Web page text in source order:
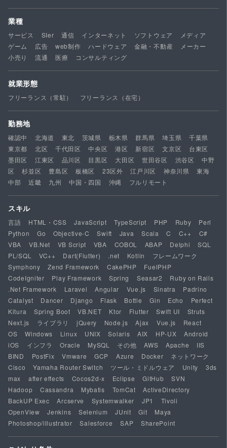
業種
サービス SIer 通信 インターネット ソフトウェア
メディア
ゲーム
広告 web制作 ハードウェア 金融・不動産
メーカー
小売り
流通 医療 コンサルティング
就業形態
フリーランス（常駐） フリーランス（在宅）
勤務地
確認中 北海道 東北 茨城県 栃木県 群馬県 埼玉県
千葉県
東京都
北区 千代田区 中央区 港区 新宿区 文京区
台東区
墨田区
江東区 品川区 目黒区 大田区 世田谷区 渋谷区
中野
区
杉並区 豊島区 板橋区 23区外 江戸川区 神奈川県
東海
中部
近畿 九州 中国・四国 沖縄 フルリモート
スキル
言語 HTML・CSS JavaScript TypeScript PHP Ruby
Perl
Python
Go Objective-C Swift Java Scala C C++
C#
VBA
VB.Net VB Script VBA COBOL ABAP Delphi
SQL
PL/SQL
VC++ Dart(Flutter) .net Kotlin
フレームワーク
Symphony
Zend Framework CakePHP
FuelPHP
CodeIgniter
Play Framework Spring Seasar2
Ruby on Rails
.Net Framework
Laravel Angular Vue.js Sinatra
Padrino
Catalyst
Dancer Django Flask Bottle Gin Echo
Perfect
Kitura
Spring Boot VB.NET Ktor Flutter Swift UI
Struts
Next.js
ライブラリ jQuery Node.js Ajax Vue.js
React
OS
Windows Linux UNIX Solaris AIX HP-UX
Android
iOS
インフラ Oracle MySQL その他 AWS Apache
IIS
BIND
PostFix Vmware GCP Azure Docker
ネットワーク
Cisco
Yamaha Router Switch ツール・ミドルウェア Unity
3ds
max
after effects Cocos2d-x Eclipse GitHub
SVN
Hadoop
Cassandra Mybatis TomCat
ActiveDirectory
BackUP Exec
Arcserve Systemwalker JP1
Tivoli
OpenView
Jenkins Selenium JUnit Git
Maya
Photoshop/illustrator
Salesforce SAP SharePoint